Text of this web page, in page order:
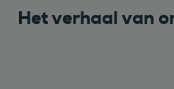
Het verhaal van